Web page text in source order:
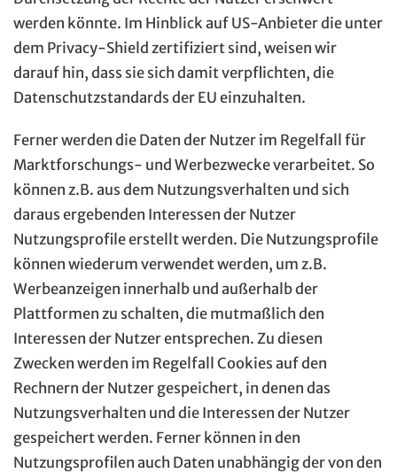
werden könnte. Im Hinblick auf US-Anbieter die unter
dem Privacy-Shield zertifiziert sind, weisen wir
darauf hin, dass sie sich damit verpflichten, die
Datenschutzstandards der EU einzuhalten.
Ferner werden die Daten der Nutzer im Regelfall für
Marktforschungs- und Werbezwecke verarbeitet. So
können z.B. aus dem Nutzungsverhalten und sich
daraus ergebenden Interessen der Nutzer
Nutzungsprofile erstellt werden. Die Nutzungsprofile
können wiederum verwendet werden, um z.B.
Werbeanzeigen innerhalb und außerhalb der
Plattformen zu schalten, die mutmaßlich den
Interessen der Nutzer entsprechen. Zu diesen
Zwecken werden im Regelfall Cookies auf den
Rechnern der Nutzer gespeichert, in denen das
Nutzungsverhalten und die Interessen der Nutzer
gespeichert werden. Ferner können in den
Nutzungsprofilen auch Daten unabhängig der von den